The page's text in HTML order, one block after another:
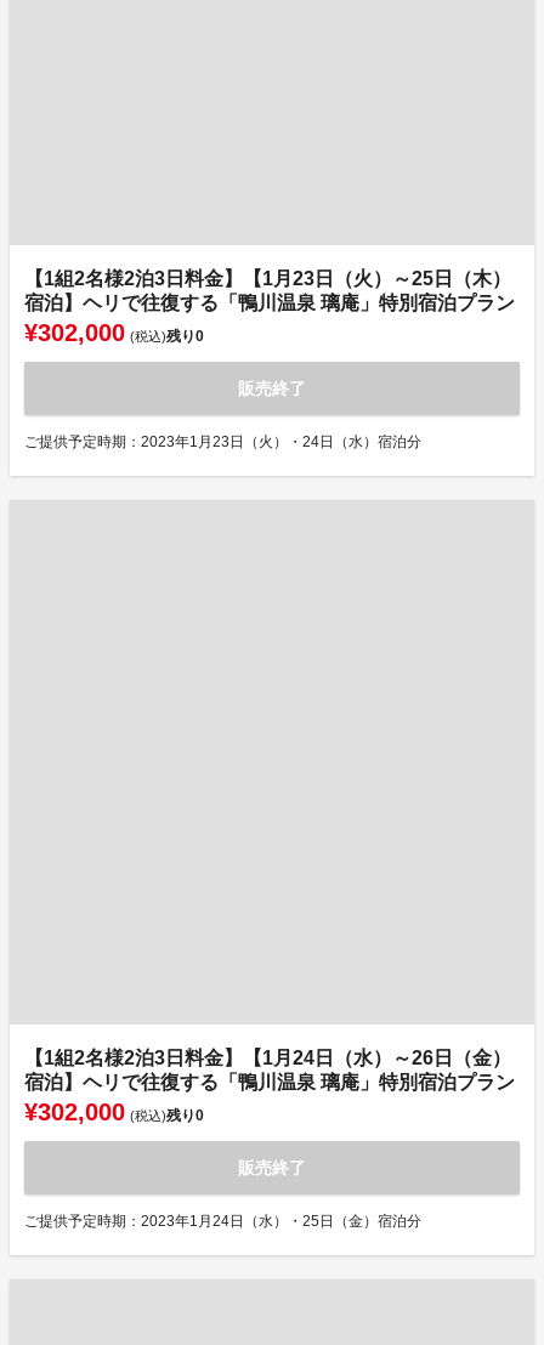
【1組2名様2泊3日料金】【1月23日（火）～25日（木）
宿泊】ヘリで往復する「鴨川温泉 璃庵」特別宿泊プラン
¥302,000 (税込)残り0
販売終了
ご提供予定時期：2023年1月23日（火）・24日（水）宿泊分
【1組2名様2泊3日料金】【1月24日（水）～26日（金）
宿泊】ヘリで往復する「鴨川温泉 璃庵」特別宿泊プラン
¥302,000 (税込)残り0
販売終了
ご提供予定時期：2023年1月24日（水）・25日（金）宿泊分